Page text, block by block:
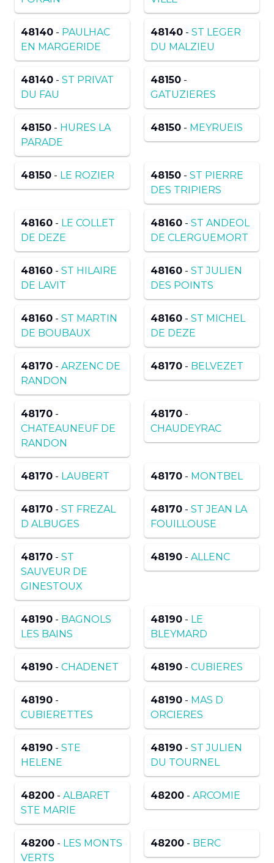
48140 - PAULHAC
EN MARGERIDE
48140 - ST LEGER
DU MALZIEU
48140 - ST PRIVAT
DU FAU
48150 -
GATUZIERES
48150 - HURES LA
PARADE
48150 - MEYRUEIS
48150 - LE ROZIER 48150 - ST PIERRE
DES TRIPIERS
48160 - LE COLLET
DE DEZE
48160 - ST ANDEOL
DE CLERGUEMORT
48160 - ST HILAIRE
DE LAVIT
48160 - ST JULIEN
DES POINTS
48160 - ST MARTIN
DE BOUBAUX
48160 - ST MICHEL
DE DEZE
48170 - ARZENC DE
RANDON
48170 - BELVEZET
48170 -
CHATEAUNEUF DE
RANDON
48170 -
CHAUDEYRAC
48170 - LAUBERT 48170 - MONTBEL
48170 - ST FREZAL
D ALBUGES
48170 - ST JEAN LA
FOUILLOUSE
48170 - ST
SAUVEUR DE
GINESTOUX
48190 - ALLENC
48190 - BAGNOLS
LES BAINS
48190 - LE
BLEYMARD
48190 - CHADENET 48190 - CUBIERES
48190 -
CUBIERETTES
48190 - MAS D
ORCIERES
48190 - STE
HELENE
48190 - ST JULIEN
DU TOURNEL
48200 - ALBARET
STE MARIE
48200 - ARCOMIE
48200 - LES MONTS
VERTS
48200 - BERC